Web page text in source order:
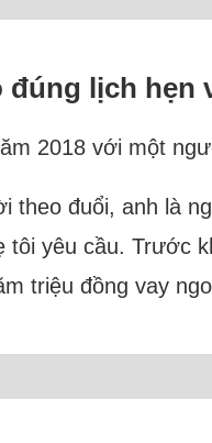
đúng lịch hẹn
2018 với một
theo đuổi, anh là
tôi yêu cầu. Trước
triệu đồng vay